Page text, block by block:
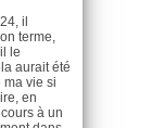
il
terme,
le
aurait été
vie si
en
à un